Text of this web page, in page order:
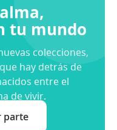
tu mundo
colecciones,
hay detrás de
entre el
de vivir.
parte